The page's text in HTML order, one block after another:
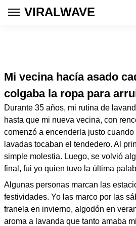
VIRALWAVE
Mi vecina hacía asado
colgaba la ropa para
Durante 35 años, mi rutina de
hasta que mi nueva vecina, con
comenzó a encenderla justo
lavadas tocaban el tendedero. Al
simple molestia. Luego, se volvió
final, fui yo quien tuvo la última
Algunas personas marcan las
festividades. Yo las marco por las
franela en invierno, algodón en
aroma a lavanda que tanto amaba